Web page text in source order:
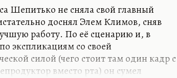
Шепитько не сняла свой главный
доснял Элем Климов, сняв
работу. По её сценарию и, в
экспликациям со своей
силой (чего стоит там один кадр с
вместо рта) он сумел